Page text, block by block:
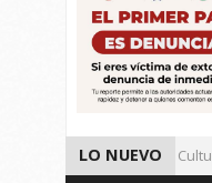
LO NUEVO
Da inicio el Festival
Muere Agresor, Detienen